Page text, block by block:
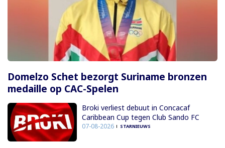
Domelzo Schet bezorgt Suriname bronzen
medaille op CAC-Spelen
Broki verliest debuut in Concacaf
Caribbean Cup tegen Club Sando FC
07-08-2026 STARNIEUWS